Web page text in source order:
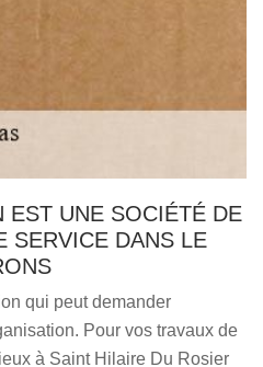
EST UNE SOCIÉTÉ DE
SERVICE DANS LE
qui peut demander
Pour vos travaux de
à Saint Hilaire Du Rosier